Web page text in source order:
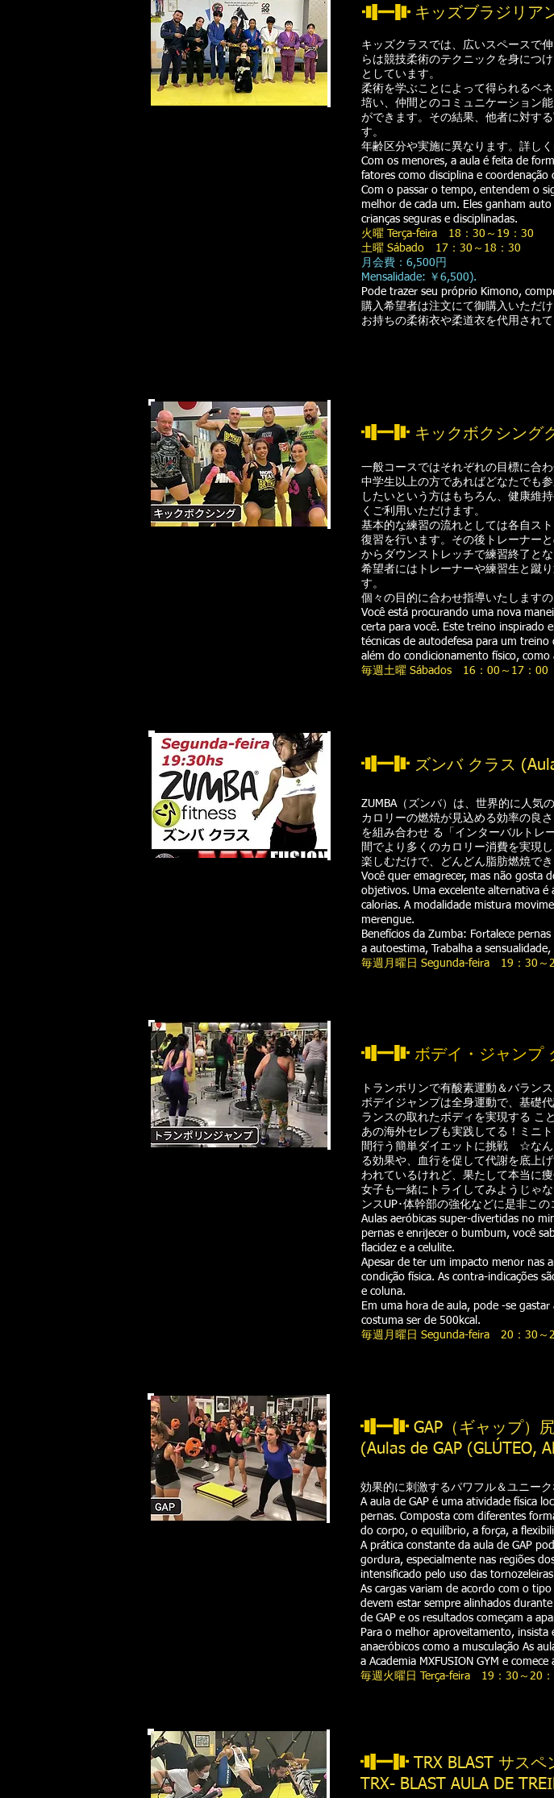
キッズブラジリア
キッズクラスでは、広いスペースで
らは競技柔術のテクニックを身につ
としています。
柔術を学ぶことによって得られるベ
培い、仲間とのコミュニケーション
ができます。その結果、他者に対す
す。
年齢区分や実施に異なります。詳し
Com os menores, a aula é feita de
fatores como disciplina e
Com o passar o tempo, entendem o
melhor de cada um. Eles ganham
crianças seguras e disciplinadas.
火曜 Terça-feira 18：30～19：30
土曜 Sábado 17：30～18：30
月会費：6,500円
Mensalidade: ￥6,500).
Pode trazer seu próprio Kimono,
購入希望者は注文にて御購入いただ
お持ちの柔術衣や柔道衣を代用されて
キックボクシング
一般コースではそれぞれの目標に合
中学生以上の方であればどなたでも
したいという方はもちろん、健康維
くご利用いただけます。
基本的な練習の流れとしては各自ス
復習を行います。その後トレーナー
からダウンストレッチで練習終了とな
希望者にはトレーナーや練習生と蹴
す。
個々の目的に合わせ指導いたします
Você está procurando uma nova
certa para você. Este treino inspirado
técnicas de autodefesa para um
além do condicionamento físico,
毎週土曜 Sábados 16：00～17：00
ズンバ クラス
ZUMBA（ズンバ）は、世界的に人気
カロリーの燃焼が見込める効率の良
を組み合わせ る「インターバルトレ
間でより多くのカロリー消費を実現
楽しむだけで、どんどん脂肪燃焼で
Você quer emagrecer, mas não gosta
objetivos. Uma excelente alternativa
calorias. A modalidade mistura
merengue.
Benefícios da Zumba: Fortalece
a autoestima, Trabalha a
毎週 月曜日 Segunda-feira 19：30～
ボデイ・ジャンプ
トランポリンで有酸素運動＆バランス
ボデイジャンプは全身運動で、基礎
ランスの取れたボディを実現する こ
あの海外セレブも実践してる！ミニ
間行う簡単ダイエットに挑戦 ☆なん
る効果や、血行を促して代謝を底上
われているけれど、果たして本当に
女子も一緒にトライしてみようじゃ
ンスUP･体幹部の強化などに是非この
Aulas aeróbicas super-divertidas no
pernas e enrijecer o bumbum, você
flacidez e a celulite.
Apesar de ter um impacto menor nas
condição física. As contra-indicações
e coluna.
Em uma hora de aula, pode -se
costuma ser de 500kcal.
毎週 月曜日 Segunda-feira 20 ：30～
GAP（ギャップ）
(Aulas de GAP (GLÚTEO,
効果的に刺激するパワフル＆ユニー
A aula de GAP é uma atividade física
pernas. Composta com diferentes
do corpo, o equilíbrio, a força, a
A prática constante da aula de GAP
gordura, especialmente nas regiões
intensificado pelo uso das
As cargas variam de acordo com o
devem estar sempre alinhados
de GAP e os resultados começam a
Para o melhor aproveitamento, insista
anaeróbicos como a musculação As
a Academia MXFUSION GYM e
毎週火曜日 Terça-feira 19：30～20
TRX BLAST サス
TRX- BLAST AULA DE